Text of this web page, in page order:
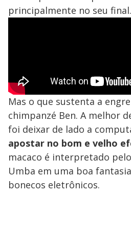
principalmente no seu final.
Mas o que sustenta a
chimpanzé Ben. A melhor
foi deixar de lado a
apostar no bom e velho
macaco é interpretado
Umba em uma boa
bonecos eletrônicos.